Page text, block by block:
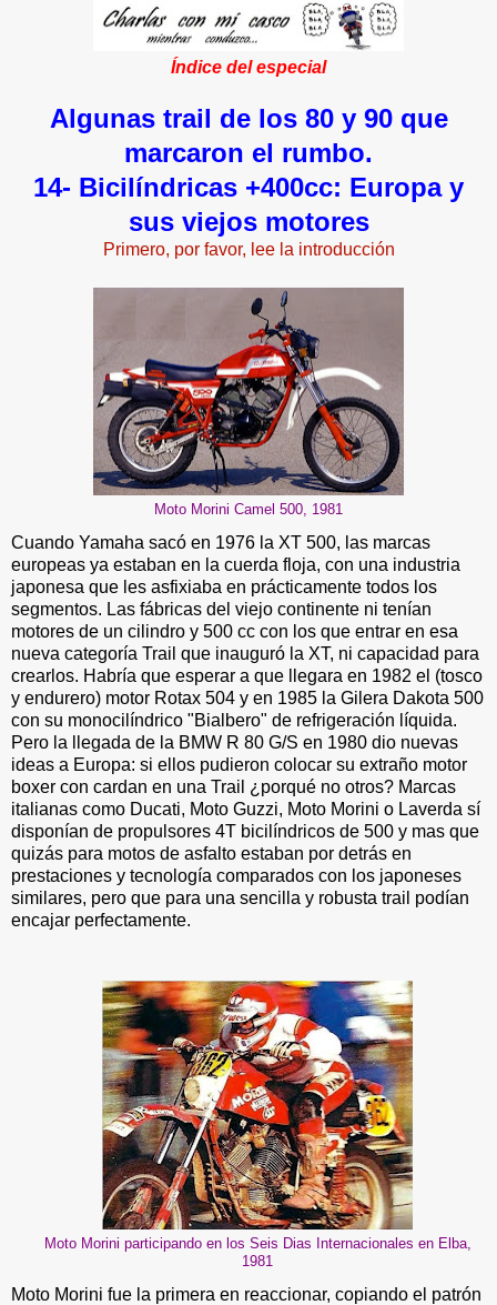
Índice del especial
Algunas trail de los 80 y 90 que
marcaron el rumbo.
14- Bicilíndricas +400cc: Europa y
sus viejos motores
Primero, por favor, lee la introducción
Moto Morini Camel 500, 1981
Cuando Yamaha sacó en 1976 la XT 500, las marcas
europeas ya estaban en la cuerda floja, con una industria
japonesa que les asfixiaba en prácticamente todos los
segmentos. Las fábricas del viejo continente ni tenían
motores de un cilindro y 500 cc con los que entrar en esa
nueva categoría Trail que inauguró la XT, ni capacidad para
crearlos. Habría que esperar a que llegara en 1982 el (tosco
y endurero) motor Rotax 504 y en 1985 la Gilera Dakota 500
con su monocilíndrico "Bialbero" de refrigeración líquida.
Pero la llegada de la BMW R 80 G/S en 1980 dio nuevas
ideas a Europa: si ellos pudieron colocar su extraño motor
boxer con cardan en una Trail ¿porqué no otros? Marcas
italianas como Ducati, Moto Guzzi, Moto Morini o Laverda sí
disponían de propulsores 4T bicilíndricos de 500 y mas que
quizás para motos de asfalto estaban por detrás en
prestaciones y tecnología comparados con los japoneses
similares, pero que para una sencilla y robusta trail podían
encajar perfectamente.
Moto Morini participando en los Seis Dias Internacionales en Elba,
1981
Moto Morini fue la primera en reaccionar, copiando el patrón